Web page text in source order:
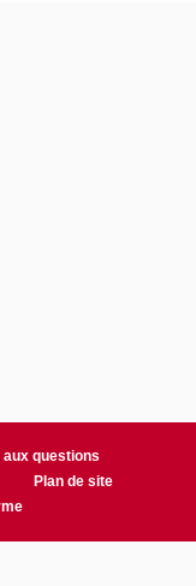
aux questions
Plan de site